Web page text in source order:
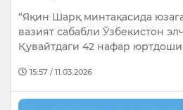
“Яқин Шарқ минтақасида
вазият сабабли Ўзбекистон
Қувайтдаги 42 нафар
15:57 / 11.03.2026